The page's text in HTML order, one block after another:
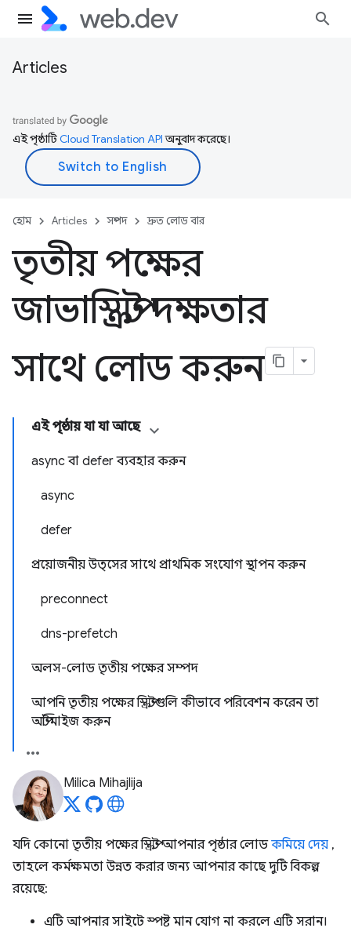
Articles
এই পৃষ্ঠাটিCloud Translation APIঅনুবাদ করেছে।
হোম Articles সম্পদ দ্রুত লোড বার
তৃতীয় পক্ষের
জাভাস্ক্রিপ্ট দক্ষতার
সাথে লোড করুন
এই পৃষ্ঠায় যা যা আছে
async বা defer ব্যবহার করুন
async
defer
প্রয়োজনীয় উত্সের সাথে প্রাথমিক সংযোগ স্থাপন করুন
preconnect
dns-prefetch
অলস-লোড তৃতীয় পক্ষের সম্পদ
আপনি তৃতীয় পক্ষের স্ক্রিপ্টগুলি কীভাবে পরিবেশন করেন তা
অপ্টিমাইজ করুন
Milica Mihajlija
যদি কোনো তৃতীয় পক্ষের স্ক্রিপ্ট আপনার পৃষ্ঠার লোডকমিয়ে দেয় ,
তাহলে কর্মক্ষমতা উন্নত করার জন্য আপনার কাছে দুটি বিকল্প
রয়েছে:
এটি আপনার সাইটে স্পষ্ট মান যোগ না করলে এটি সরান।